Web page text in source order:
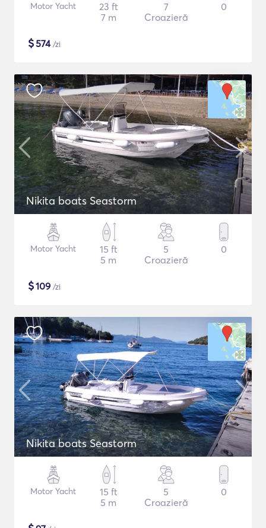
Motor Yacht
23 ft
7 m
7
Croazieră
0
$574/zi
Nikita boats Seastorm
Motor Yacht
15 ft
5 m
5
Croazieră
0
$109 /zi
Nikita boats Seastorm
Motor Yacht
15 ft
5 m
5
Croazieră
0